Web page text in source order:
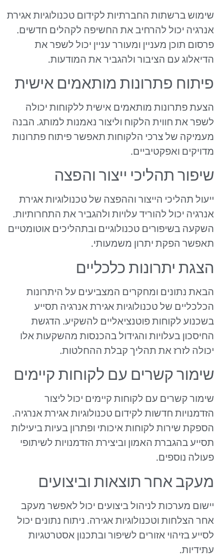
שימוש ברשתות החברתיות לקידום טכנולוגיות אגירת
אנרגיה יכול להרחיב את החשיפה לקהלים חדשים.
פרסום תוכן מעניין ומעורר עניין יכול לשפר את
הדיאלוג עם הציבור ולהגביר את המודעות.
פיתוח פתרונות מותאמים אישית
הצעת פתרונות מותאמים אישית ללקוחות יכולה
לשפר את חווית הלקוח וליצור נאמנות למותג. הבנה
מעמיקה של צרכי הלקוחות תאפשר פיתוח פתרונות
מדויקים ואפקטיביים.
שיפור תהליכי ייצור והפצה
ייעול תהליכי הייצור וההפצה של טכנולוגיות אגירת
אנרגיה יכול להוריד עלויות ולהגביר את התחרותיות.
השקעה בשיפורים טכנולוגיים ובתהליכים אוטומטיים
תאפשר הפקת יתרון משמעותי.
הצגת יתרונות כלכליים
הבאת נתונים ומחקרים המצביעים על היתרונות
הכלכליים של טכנולוגיות אגירת אנרגיה תסייע
בשכנוע לקוחות פוטנציאליים להשקיע. הדגשת
החיסכון בעלויות והגידול בהכנסות מהשקעות אלו
יכולה לזרז את תהליך קבלת ההחלטות.
שימור קשרים עם לקוחות קיימים
שימור קשרים עם לקוחות קיימים יכול ליצור
הזדמנויות חדשות לקידום טכנולוגיות אגירת אנרגיה.
הספקת שירות לקוחות איכותי ופתרון בעיות ביעילות
תסייע בהגברת האמון וביצירת הזדמנויות לשיתופי
פעולה נוספים.
מעקב אחר תוצאות וביצועים
יישום מערכות לניהול ביצועים יכול לאפשר מעקב
אחר הצלחות וטכנולוגיות אגירה. ניתוח נתונים יכול
לסייע בזיהוי אזורים לשיפור ובתכנון אסטרטגיות
עתידיות.